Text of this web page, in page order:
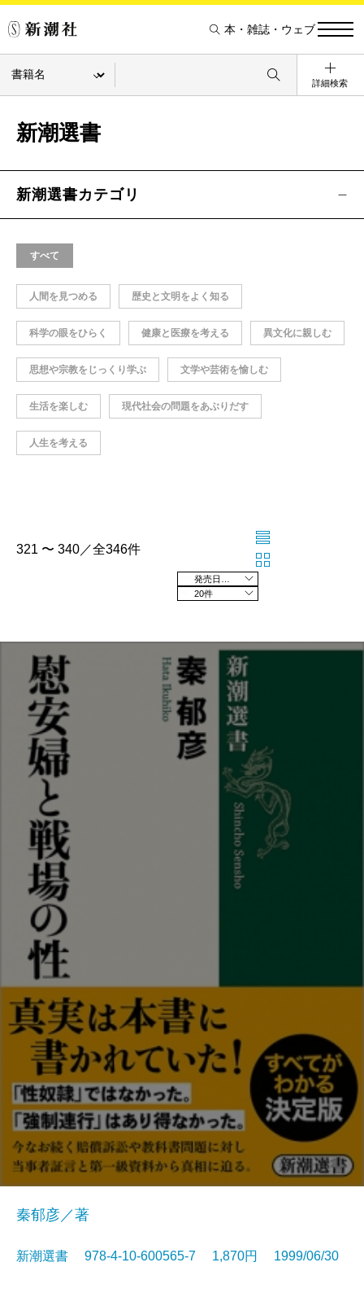
本・雑誌・ウェブ
詳細検索
新潮選書
新潮選書カテゴリ
すべて
人間を見つめる 歴史と文明をよく知る
科学の眼をひらく 健康と医療を考える 異文化に親しむ
思想や宗教をじっくり学ぶ 文学や芸術を愉しむ
生活を楽しむ 現代社会の問題をあぶりだす
人生を考える
321 〜 340／全346件
20件
秦郁彦／著
新潮選書 978-4-10-600565-7 1,870円 1999/06/30